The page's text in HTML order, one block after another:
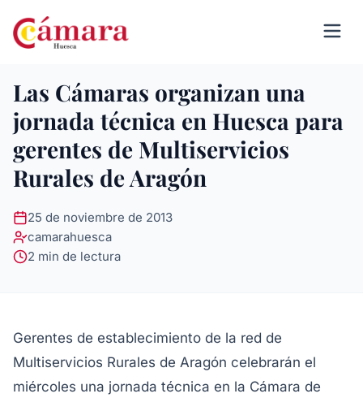
Las Cámaras organizan una
jornada técnica en Huesca para
gerentes de Multiservicios
Rurales de Aragón
25 de noviembre de 2013
camarahuesca
2 min de lectura
Gerentes de establecimiento de la red de
Multiservicios Rurales de Aragón celebrarán el
miércoles una jornada técnica en la Cámara de